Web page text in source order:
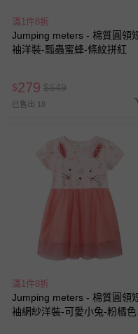
並非試用期，您所退
包含完整包裝、配件、
退貨，您可至『查詢訂
並點選『我要退貨』即
與服務，謝謝。
針對滿件折/滿額贈…
留商品未達活動門檻
回。
部分商品依據消費者
豫期範圍：
商品、食品等）。
客製化商品（例如
滿1件8折
Jumping meters - 棉質圓領
袖洋裝-瓢蟲蜜蜂-條紋拼紅
$279 $549
已售出 18
滿1件8折
Jumping meters - 棉質圓領
袖網紗洋裝-可愛小兔-粉橘色